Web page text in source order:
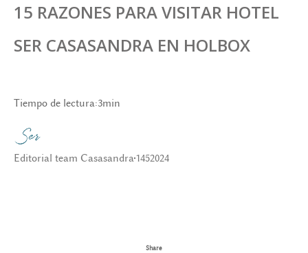
15 RAZONES PARA VISITAR HOTEL
SER CASASANDRA EN HOLBOX
Tiempo de lectura:3min
Editorial team Casasandra1452024
Share